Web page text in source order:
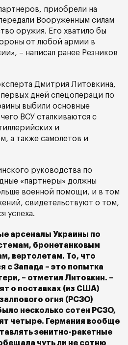
приобрели на
Вооруженным силам
оружия. Его хватило бы
от любой армии в
– написал ранее Резников
Дмитрия Литовкина,
дней спецопераци по
выбили основные
ВСУ сталкиваются с
и
а также самолетов и
руководства по
«партнеры» должны
военной помощи, и в том
свидетельствуют о том,
успеха.
арсеналы Украины по
бронетанковым
вертолетам. То, что
с Запада – это попытка
– отметил Литовкин. –
о поставках (из США)
огня (РСЗО)
несколько сотен РСЗО,
четыре. Германия вообще
зенитно-ракетные
чуть ли не сотню